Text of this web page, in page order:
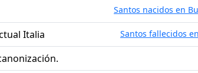
Santos nacidos en
Italia Santos fallecidos